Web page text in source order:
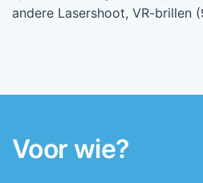
andere Lasershoot, VR-brillen
Voor wie?